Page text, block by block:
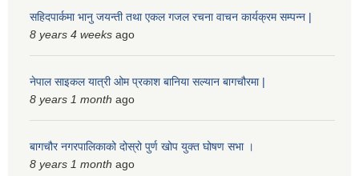
सहिदपार्कमा भानु जयन्ती तथा एकल गजल रचना वाचन कार्यक्रम सम्पन्न |
8 years 4 weeks ago
नेपाल साइकल यात्री ओम प्रकाश बानिया सल्यान बागचौरमा |
8 years 1 month ago
बागचौर नगरपालिकाको दोस्रो पुर्ण खोप युक्त घोषण सभा ।
8 years 1 month ago